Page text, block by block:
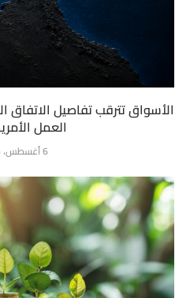
الأسواق تترقب تفاصيل الاتفاق
العمل
6 أغسطس، 2026